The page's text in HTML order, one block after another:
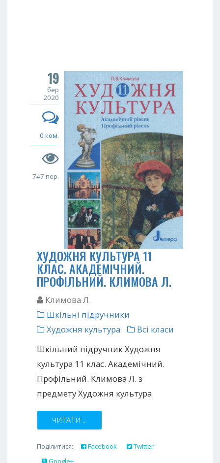
19
бер
2020
0 ком.
747 пер.
ХУДОЖНЯ КУЛЬТУРА 11
КЛАС. АКАДЕМІЧНИЙ.
ПРОФІЛЬНИЙ. КЛИМОВА Л.
Климова Л.
Шкільні підручники
Художня культура
Всі класи
Шкільний підручник Художня
культура 11 клас. Академічний.
Профільний. Климова Л. з
предмету Художня культура
ЧИТАТИ ...
Поділитися: Facebook
Twitter
Google+